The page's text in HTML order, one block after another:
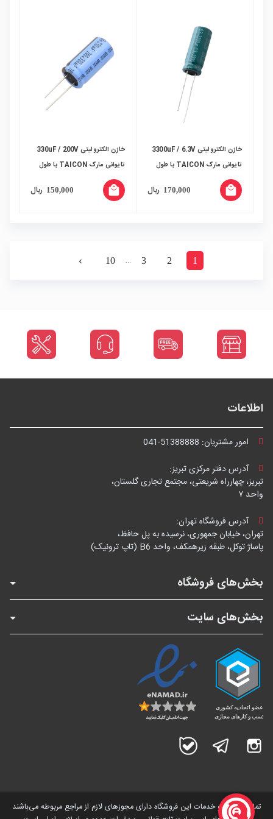
خازن الکترولیتی 3300uF / 6.3V
تایوانی مارک TAICON با طول
عمر بالا
170,000 ریال local_mall
خازن الکترولیتی 330uF / 200V
تایوانی مارک TAICON با طول
عمر بالا
150,000 ریال local_mall
1
2
3
…
10
navigate_next
اطلاعات
امور مشتریان: 041-51388888
آدرس دفتر مرکزی تبریز:
تبریز، چهارراه شریعتی، مجتمع تجاری گلستان،
واحد ۷
آدرس فروشگاه تهران:
تهران، خیابان جمهوری، نرسیده به پل حافظ،
پاساژ توکل، طبقه زیرهمکف، واحد B6 (تاپ ترونیک)
بخش‌های فروشگاه
بخش‌های سایت
اینستاگرام تلگرام
تمامی کالاها و خدمات این فروشگاه دارای مجوز‌های لازم از مراجع مربوطه می‌باشند